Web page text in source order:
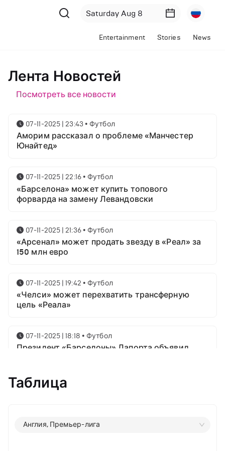
Entertainment Stories News
Лента Новостей
Посмотреть все новости
07-11-2025 | 23:43 • Футбол
Аморим рассказал о проблеме «Манчестер
Юнайтед»
07-11-2025 | 22:16 • Футбол
«Барселона» может купить топового
форварда на замену Левандовски
07-11-2025 | 21:36 • Футбол
«Арсенал» может продать звезду в «Реал» за
150 млн евро
07-11-2025 | 19:42 • Футбол
«Челси» может перехватить трансферную
цель «Реала»
07-11-2025 | 18:18 • Футбол
Президент «Барселоны» Лапорта объявил
07-11-2025 | 16:23
ФИФА
Таблица
Англия, Премьер-лига